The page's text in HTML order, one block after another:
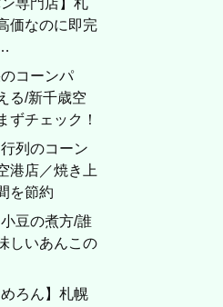
ン専門店】札
価なのに即完
のコーンパ
る/新千歳空
ずチェック！
列のコーン
港店／焼き上
を節約
小豆の煮方/誰
しいあんこの
めろん】札幌